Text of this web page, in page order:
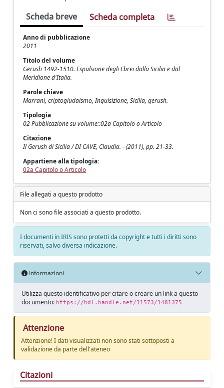
Scheda breve Scheda completa
Anno di pubblicazione
2011
Titolo del volume
Gerush 1492-1510. Espulsione degli Ebrei dalla Sicilia e dal
Meridione d'Italia.
Parole chiave
Marrani, criptogiudaismo, Inquisizione, Sicilia, gerush.
Tipologia
02 Pubblicazione su volume::02a Capitolo o Articolo
Citazione
Il Gerush di Sicilia / DI CAVE, Claudia. - (2011), pp. 21-33.
Appartiene alla tipologia:
02a Capitolo o Articolo
File allegati a questo prodotto
Non ci sono file associati a questo prodotto.
I documenti in IRIS sono protetti da copyright e tutti i diritti sono
riservati, salvo diversa indicazione.
Informazioni
Utilizza questo identificativo per citare o creare un link a questo
documento: https://hdl.handle.net/11573/1481375
Attenzione
Attenzione! I dati visualizzati non sono stati sottoposti a
validazione da parte dell'ateneo
Citazioni